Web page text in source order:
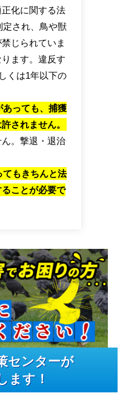
化に関する法
定され、鳥や獣
じられていま
ます。違反す
くは1年以下の
あっても、捕獲
されません。
。撃退・退治
てもきちんと法
ことが必要で
センターが
ます！